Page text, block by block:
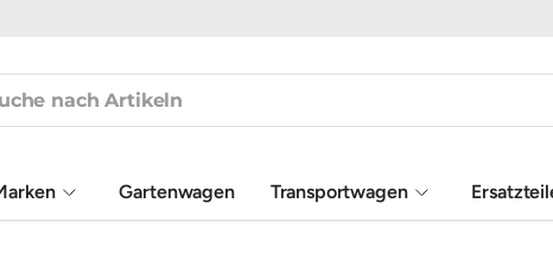
Gartenwagen Transportwagen